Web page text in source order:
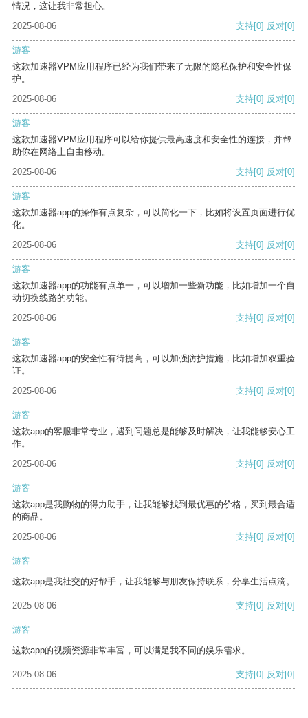
情况，这让我非常担心。
2025-08-06
支持[0] 反对[0]
游客
这款加速器VPM应用程序已经为我们带来了无限的隐私保护和安全性保
护。
2025-08-06
支持[0] 反对[0]
游客
这款加速器VPM应用程序可以给你提供最高速度和安全性的连接，并帮
助你在网络上自由移动。
2025-08-06
支持[0] 反对[0]
游客
这款加速器app的操作有点复杂，可以简化一下，比如将设置页面进行优
化。
2025-08-06
支持[0] 反对[0]
游客
这款加速器app的功能有点单一，可以增加一些新功能，比如增加一个自
动切换线路的功能。
2025-08-06
支持[0] 反对[0]
游客
这款加速器app的安全性有待提高，可以加强防护措施，比如增加双重验
证。
2025-08-06
支持[0] 反对[0]
游客
这款app的客服非常专业，遇到问题总是能够及时解决，让我能够安心工
作。
2025-08-06
支持[0] 反对[0]
游客
这款app是我购物的得力助手，让我能够找到最优惠的价格，买到最合适
的商品。
2025-08-06
支持[0] 反对[0]
游客
这款app是我社交的好帮手，让我能够与朋友保持联系，分享生活点滴。
2025-08-06 支持[0] 反对[0]
游客
这款app的视频资源非常丰富，可以满足我不同的娱乐需求。
2025-08-06 支持[0] 反对[0]